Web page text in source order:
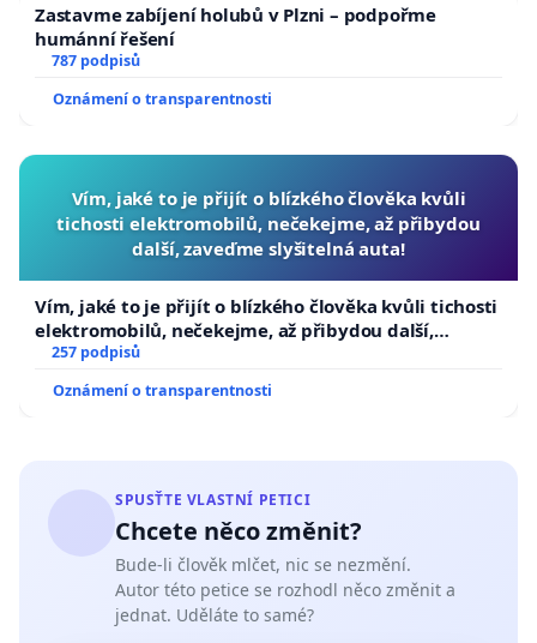
Zastavme zabíjení holubů v Plzni – podpořme
humánní řešení
787 podpisů
Oznámení o transparentnosti
Vím, jaké to je přijít o blízkého člověka kvůli
tichosti elektromobilů, nečekejme, až přibydou
další, zaveďme slyšitelná auta!
Vím, jaké to je přijít o blízkého člověka kvůli tichosti
elektromobilů, nečekejme, až přibydou další,
zaveďme slyšitelná auta!
257 podpisů
Oznámení o transparentnosti
SPUSŤTE VLASTNÍ PETICI
Chcete něco změnit?
Bude-li člověk mlčet, nic se nezmění.
Autor této petice se rozhodl něco změnit a
jednat. Uděláte to samé?